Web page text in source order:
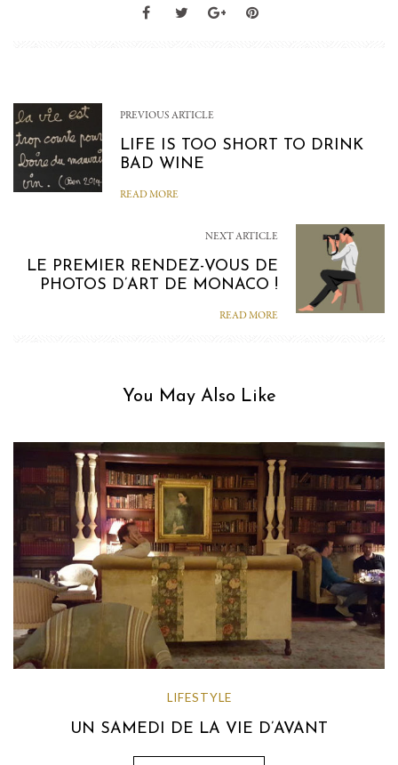
PREVIOUS ARTICLE
LIFE IS TOO SHORT TO DRINK
BAD WINE
READ MORE
NEXT ARTICLE
LE PREMIER RENDEZ-VOUS DE
PHOTOS D’ART DE MONACO !
READ MORE
You May Also Like
LIFESTYLE
UN SAMEDI DE LA VIE D’AVANT